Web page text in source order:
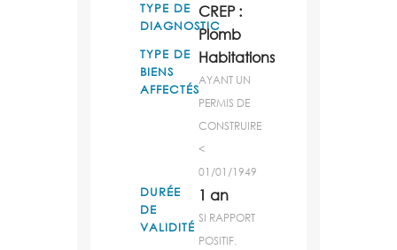
TYPE DE
DIAGNOSTIC
CREP :
Plomb
TYPE DE
BIENS
AFFECTÉS
Habitations
AYANT UN
PERMIS DE
CONSTRUIRE
<
01/01/1949
DURÉE
DE
VALIDITÉ
1 an
SI RAPPORT
POSITIF.